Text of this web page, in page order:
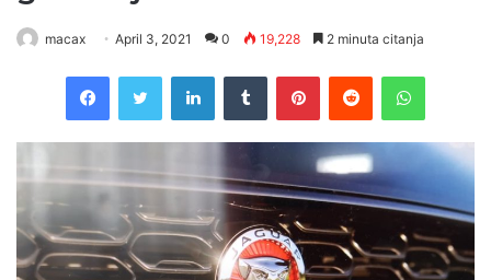
macax April 3, 2021 0 19,228 2 minuta citanja
FacebookTwitter LinkedInTumblr PinterestReddit